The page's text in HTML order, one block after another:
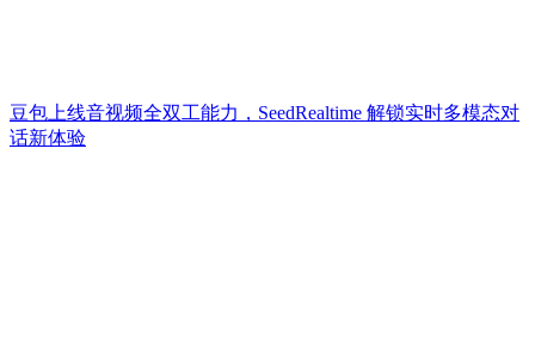
豆包上线音视频全双工能力，SeedRealtime 解锁实时多模态对
话新体验